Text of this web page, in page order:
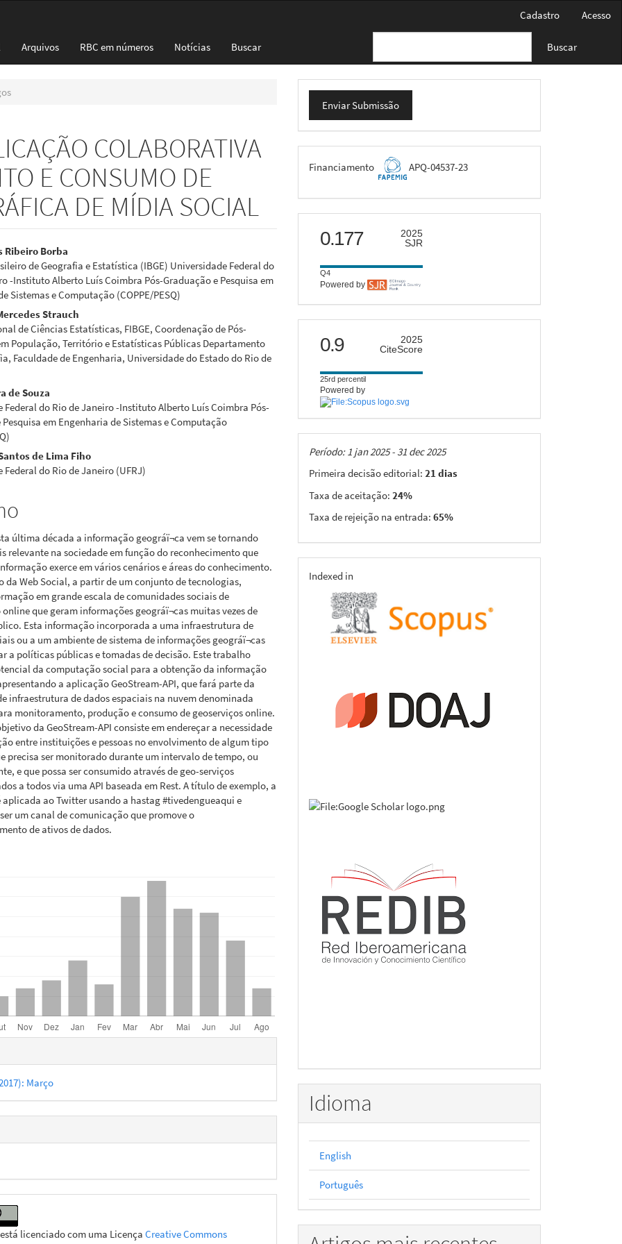
Cadastro Acesso
Arquivos RBC em números Notícias Buscar Buscar
COLABORATIVA
E CONSUMO DE
DE MÍDIA SOCIAL
Ribeiro Borba
de Geografia e Estatística (IBGE) Universidade Federal do
-Instituto Alberto Luís Coimbra Pós-Graduação e Pesquisa em
Sistemas e Computação (COPPE/PESQ)
Strauch
de Ciências Estatísticas, FIBGE, Coordenação de Pós-
População, Território e Estatísticas Públicas Departamento
Faculdade de Engenharia, Universidade do Estado do Rio de
de Souza
Federal do Rio de Janeiro -Instituto Alberto Luís Coimbra Pós-
em Engenharia de Sistemas e Computação
de Lima Fiho
Federal do Rio de Janeiro (UFRJ)
última década a informação geográï¬ca vem se tornando
relevante na sociedade em função do reconhecimento que
exerce em vários cenários e áreas do conhecimento.
da Web Social, a partir de um conjunto de tecnologias,
em grande escala de comunidades sociais de
que geram informações geográï¬cas muitas vezes de
Esta informação incorporada a uma infraestrutura de
ou a um ambiente de sistema de informações geográï¬cas
a políticas públicas e tomadas de decisão. Este trabalho
da computação social para a obtenção da informação
a aplicação GeoStream-API, que fará parte da
infraestrutura de dados espaciais na nuvem denominada
monitoramento, produção e consumo de geoserviços online.
da GeoStream-API consiste em endereçar a necessidade
entre instituições e pessoas no envolvimento de algum tipo
precisa ser monitorado durante um intervalo de tempo, ou
e que possa ser consumido através de geo-serviços
a todos via uma API baseada em Rest. A título de exemplo, a
aplicada ao Twitter usando a hastag #tivedengueaqui e
um canal de comunicação que promove o
de ativos de dados.
Março
licenciado com uma LicençaCreative Commons
Enviar
Submissão
Enviar Submissão
FAPEMIG
Financiamento APQ-04537-23
scimago
0.177
2025
SJR
Q4
Powered by
citescore
0.9
2025
CiteScore
25rd percentil
Powered by
Taxas
Período: 1 jan 2025 - 31 dec 2025
Primeira decisão editorial: 21 dias
Taxa de aceitação: 24%
Taxa de rejeição na entrada: 65%
indexing
Indexed in
Idioma
English
Português